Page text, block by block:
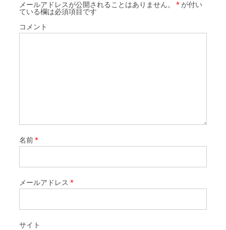
メールアドレスが公開されることはありません。 * が付い
ている欄は必須項目です
コメント
名前*
メールアドレス *
サイト